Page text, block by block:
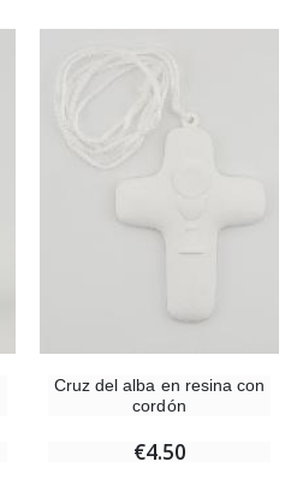
Cruz del alba en resina con
cordón
€4.50